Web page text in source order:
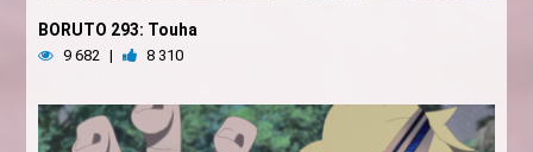
BORUTO 293: Touha
9 682 | 8 310